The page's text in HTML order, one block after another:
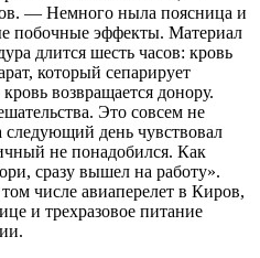
— Немного ныла поясница и
побочные эффекты. Материал
длится шесть часов: кровь
который сепарирует
возвращается донору.
Это совсем не
день чувствовал
не понадобился. Как
сразу вышел на работу».
числе авиаперелет в Киров,
и трехразовое питание